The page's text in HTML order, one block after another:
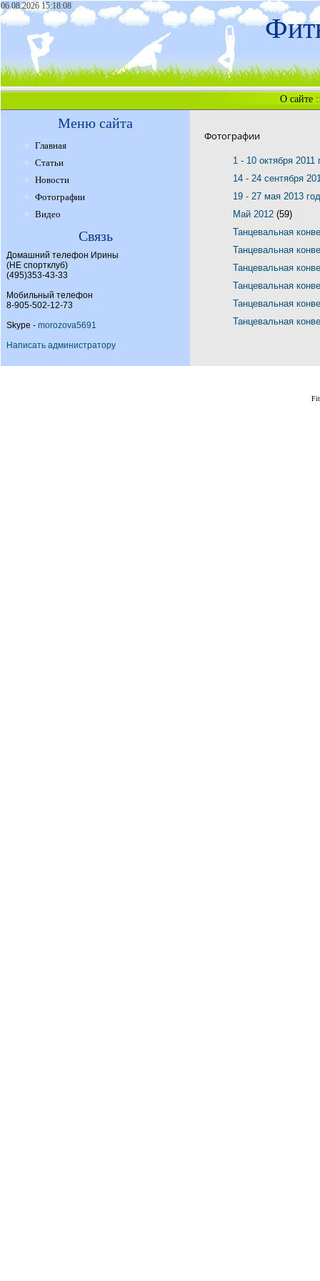
06.08.2026 15:18:08
О сайте
Меню сайта
Главная
Статьи
Новости
Фотографии
Видео
Связь
Домашний телефон Ирины
(НЕ спортклуб)
(495)353-43-33
Мобильный телефон
8-905-502-12-73
Skype - morozova5691
Написать администратору
Фотографии
1 - 10 октября 2011
14 - 24 сентября
19 - 27 мая 2013
Май 2012 (59)
Танцевальная
Танцевальная
Танцевальная
Танцевальная
Танцевальная
Танцевальная